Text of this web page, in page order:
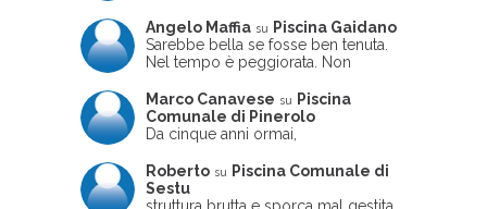
Angelo Maffia su
Piscina Gaidano
Sarebbe bella se fosse ben tenuta.
Nel tempo è peggiorata. Non
ne usciva insieme a me non ha
ritrovato le sue scarpe! Peccato
perché potrebbe essere un'ottima
frequentata non magnificamente
Marco Canavese su
Piscina
Comunale di Pinerolo
Da cinque anni ormai,
pomeriggio trascorro cinque-sei ore
in questa magnifica piscina con i miei
due figli che sono letteralmente
Roberto su
Piscina Comunale di
Sestu
struttura brutta e sporca mal gestita,